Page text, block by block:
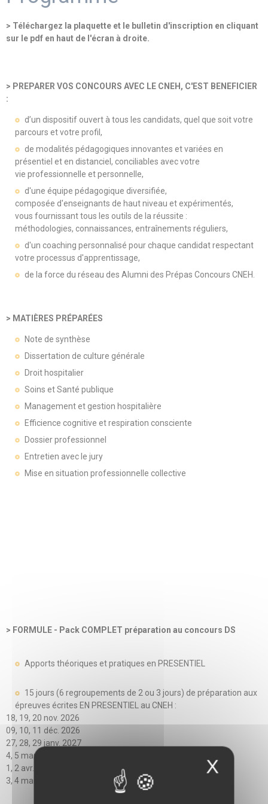
> Téléchargez la plaquette et le bulletin d'inscription en cliquant
sur le pdf en haut de l'écran à droite.
> PREPARER VOS CONCOURS AVEC LE CNEH, C'EST BENEFICIER
:
d’un dispositif ouvert à tous les candidats, quel que soit votre
parcours et votre profil,
de modalités pédagogiques innovantes et variées en
présentiel et en distanciel, conciliables avec votre
vie professionnelle et personnelle,
d'une équipe pédagogique diversifiée,
composée d'enseignants de haut niveau et expérimentés,
vous fournissant tous les outils de la réussite :
méthodologies, connaissances, entraînements réguliers,
d'un coaching personnalisé pour chaque candidat respectant
votre processus d'apprentissage,
de la force du réseau des Alumni des Prépas Concours CNEH.
> MATIÈRES PRÉPARÉES
Note de synthèse
Dissertation de culture générale
Droit hospitalier
Soins et Santé publique
Management et gestion hospitalière
Efficience cognitive et respiration consciente
Dossier professionnel
Entretien avec le jury
Mise en situation professionnelle collective
> FORMULE - Pack COMPLET préparation au concours DS
Apports théoriques et pratiques en PRESENTIEL
15 jours (6 regroupements de 2 ou 3 jours) de préparation aux
épreuves écrites EN PRESENTIEL au CNEH :
18, 19, 20 nov. 2026
09, 10, 11 déc. 2026
27, 28, 29 janv. 2027
4, 5 mars 2027
1, 2 avr. 2027
3, 4 mai 2027
X